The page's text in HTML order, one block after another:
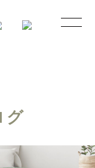
グ